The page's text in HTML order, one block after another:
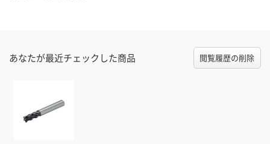
あなたが最近チェックした商品 閲覧履歴の削除